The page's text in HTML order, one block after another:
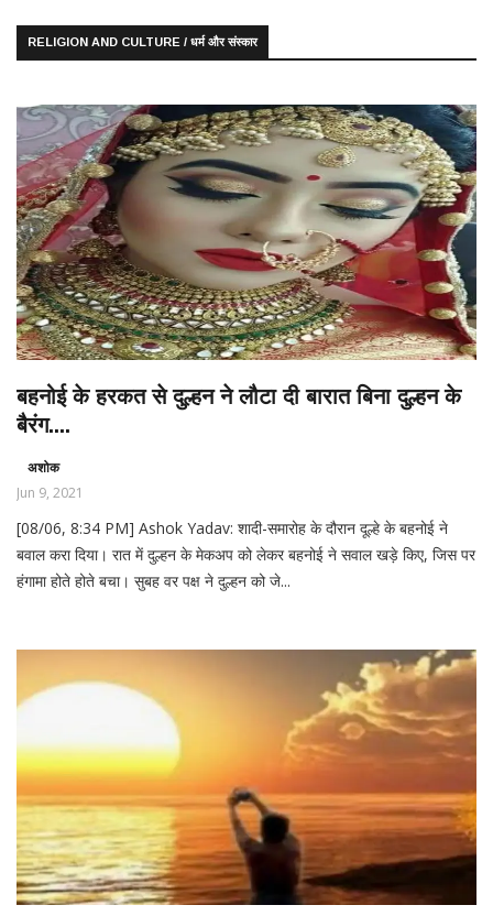
RELIGION AND CULTURE / धर्म और संस्कार
बहनोई के हरकत से दुल्हन ने लौटा दी बारात बिना दुल्हन के
बैरंग....
अशोक
Jun 9, 2021
[08/06, 8:34 PM] Ashok Yadav: शादी-समारोह के दौरान दूल्हे के बहनोई ने
बवाल करा दिया। रात में दुल्हन के मेकअप को लेकर बहनोई ने सवाल खड़े किए, जिस पर
हंगामा होते होते बचा। सुबह वर पक्ष ने दुल्हन को जे...